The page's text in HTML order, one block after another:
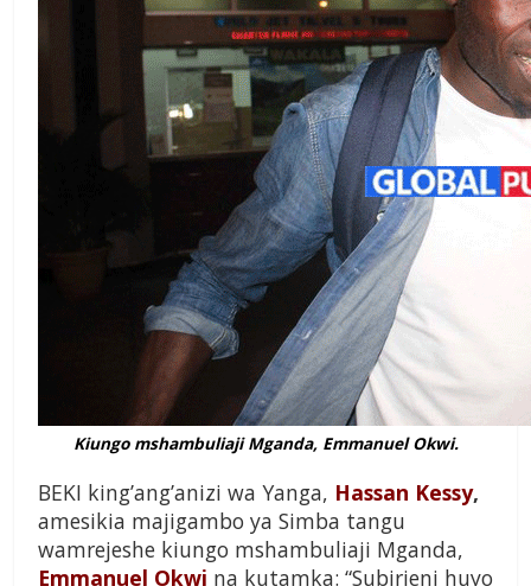
Kiungo mshambuliaji Mganda, Emmanuel Okwi.
BEKI king’ang’anizi wa Yanga, Hassan Kessy,
amesikia majigambo ya Simba tangu
wamrejeshe kiungo mshambuliaji Mganda,
Emmanuel Okwi na kutamka: “Subirieni huyo